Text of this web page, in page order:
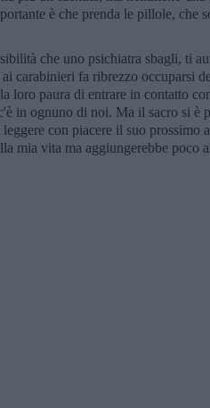
è che prenda le pillole, che
che uno psichiatra sbagli, ti
carabinieri fa ribrezzo occuparsi
loro paura di entrare in contatto
in ognuno di noi. Ma il sacro si è
leggere con piacere il suo prossimo
mia vita ma aggiungerebbe poco